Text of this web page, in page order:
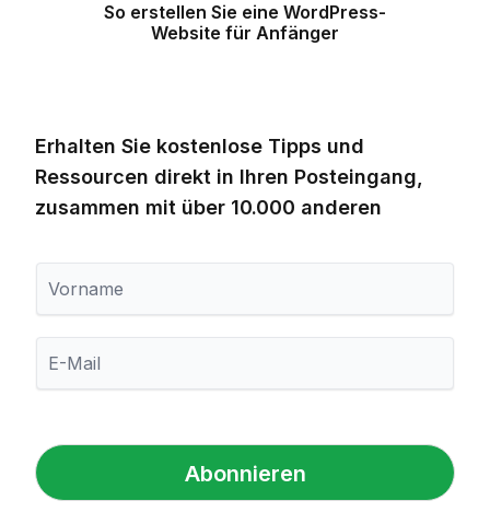
So erstellen Sie eine WordPress-
Website für Anfänger
Erhalten Sie kostenlose Tipps und
Ressourcen direkt in Ihren Posteingang,
zusammen mit über 10.000 anderen
r
n
M
l
*
Abonnieren